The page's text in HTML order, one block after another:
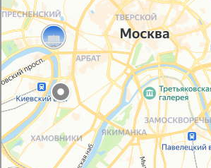
Согласие на обработку персональных данных
Политика конфиденциальности
© 2021-2025, ООО "УПАКОВАЛИ ОНЛАЙН"
Сайт разработалаbogac hevas